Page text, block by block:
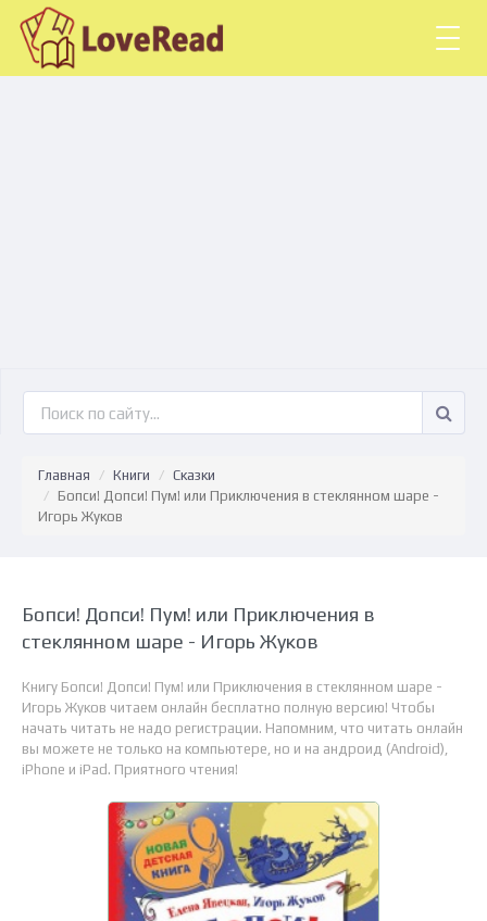
Главная Книги
Сказки
Бопси! Допси! Пум! или Приключения в стеклянном шаре -
Игорь Жуков
Бопси! Допси! Пум! или Приключения в
стеклянном шаре - Игорь Жуков
Книгу Бопси! Допси! Пум! или Приключения в стеклянном шаре -
Игорь Жуков читаем онлайн бесплатно полную версию! Чтобы
начать читать не надо регистрации. Напомним, что читать онлайн
вы можете не только на компьютере, но и на андроид (Android),
iPhone и iPad. Приятного чтения!